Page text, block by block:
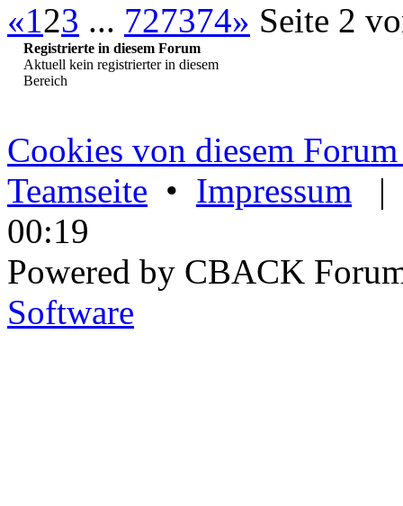
«123 ... 727374» Seite 2
Registrierte in diesem Forum
Aktuell kein registrierter in diesem
Bereich
Cookies von diesem
Teamseite • Impressum |
00:19
Powered by CBACK
Software